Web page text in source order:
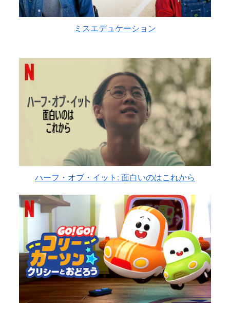
ミスエデュケーション
ハーフ・オブ・イット: 面白いのはこれから